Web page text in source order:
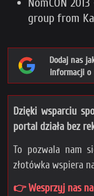
NomCON
group from
Dodaj nas
informacji o
Dzięki wsparciu
portal działa bez
To pozwala nam
złotówka wspiera
👉 Wesprzyj nas